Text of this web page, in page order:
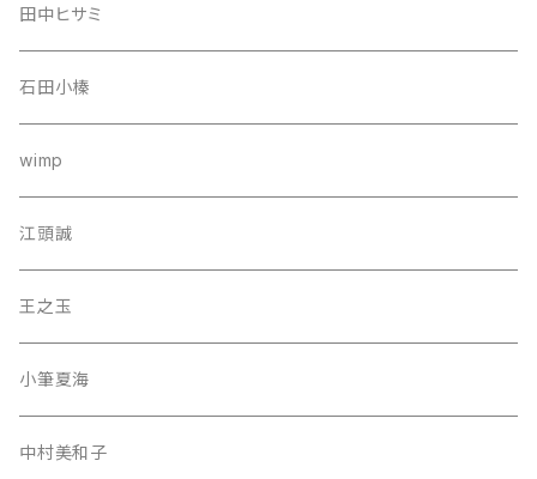
田中ヒサミ
石田小榛
wimp
江頭誠
王之玉
小筆夏海
中村美和子